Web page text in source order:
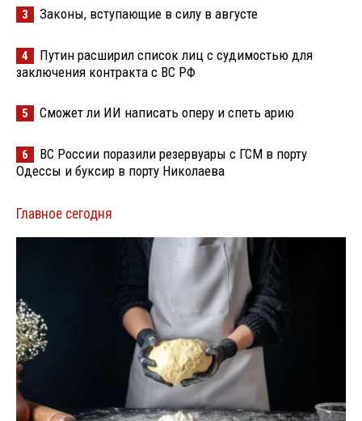
3 Законы, вступающие в силу в августе
4
Путин расширил список лиц с судимостью для
заключения контракта с ВС РФ
5 Сможет ли ИИ написать оперу и спеть арию
6
ВС России поразили резервуары с ГСМ в порту
Одессы и буксир в порту Николаева
Главное сегодня